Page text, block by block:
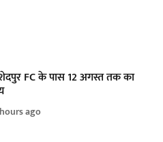
FC के पास 12 अगस्त तक का
ago